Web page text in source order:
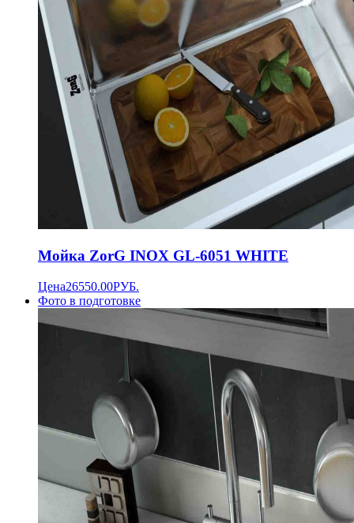
Мойка ZorG INOX GL-6051 WHITE
Цена26550.00РУБ.
Фото в подготовке